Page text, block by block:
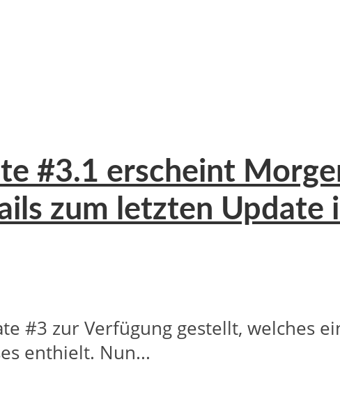
#3.1 erscheint
zum letzten Update
#3 zur Verfügung gestellt, welches
enthielt. Nun...